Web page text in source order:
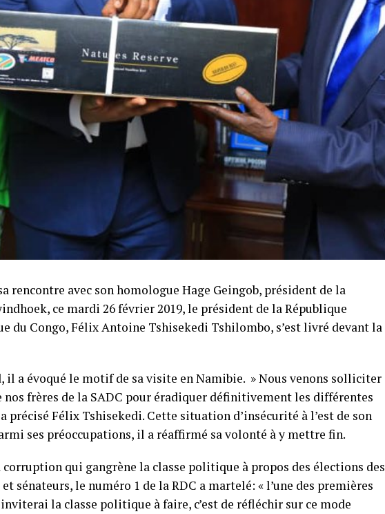
rencontre avec son homologue Hage Geingob, président de la
ce mardi 26 février 2019, le président de la République
du Congo, Félix Antoine Tshisekedi Tshilombo, s’est livré devant la
il a évoqué le motif de sa visite en Namibie. » Nous venons solliciter
nos frères de la SADC pour éradiquer définitivement les différentes
précisé Félix Tshisekedi. Cette situation d’insécurité à l’est de son
ses préoccupations, il a réaffirmé sa volonté à y mettre fin.
qui gangrène la classe politique à propos des élections des
sénateurs, le numéro 1 de la RDC a martelé: « l’une des premières
la classe politique à faire, c’est de réfléchir sur ce mode